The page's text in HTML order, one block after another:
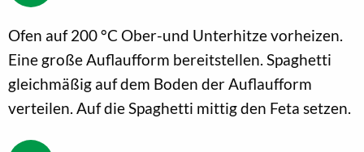
Ofen auf 200 °C Ober-und Unterhitze vorheizen.
Eine große Auflaufform bereitstellen. Spaghetti
gleichmäßig auf dem Boden der Auflaufform
verteilen. Auf die Spaghetti mittig den Feta setzen.